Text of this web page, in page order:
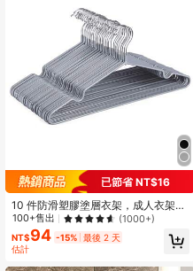
已節省 NT$16
10 件防滑塑膠塗層衣架，成人衣架，
適合家庭宿舍洗衣房
100+售出 (1000+)
NT$94 -15% 最後 2 天
估計